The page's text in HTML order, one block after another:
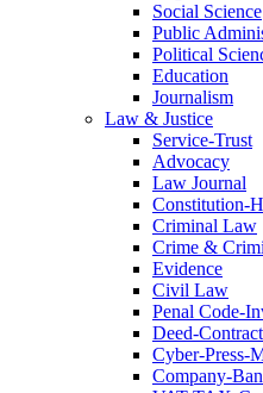
Social Science
Public
Political
Education
Journalism
Law & Justice
Service-Trust
Advocacy
Law Journal
Constitution-
Criminal Law
Crime &
Evidence
Civil Law
Penal Code-
Deed-
Cyber-Press-
Company-